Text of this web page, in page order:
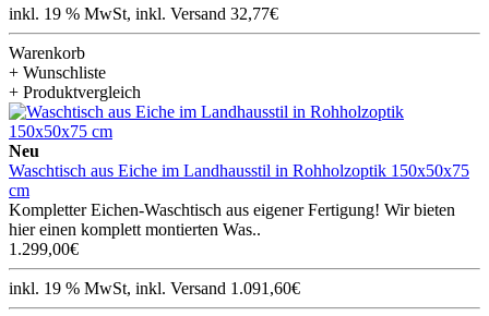
inkl. 19 % MwSt, inkl. Versand 32,77€
Warenkorb
+ Wunschliste
+ Produktvergleich
Neu
Waschtisch aus Eiche im Landhausstil in Rohholzoptik 150x50x75
cm
Kompletter Eichen-Waschtisch aus eigener Fertigung! Wir bieten
hier einen komplett montierten Was..
1.299,00€
inkl. 19 % MwSt, inkl. Versand 1.091,60€